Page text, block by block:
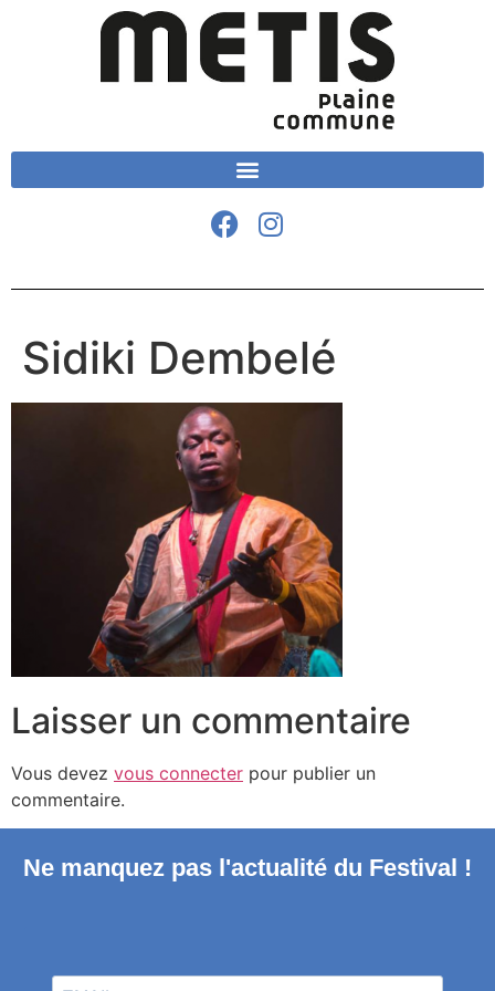
Sidiki Dembelé
Laisser un commentaire
Vous devez vous connecter pour publier un
commentaire.
Ne manquez pas l'actualité du Festival !